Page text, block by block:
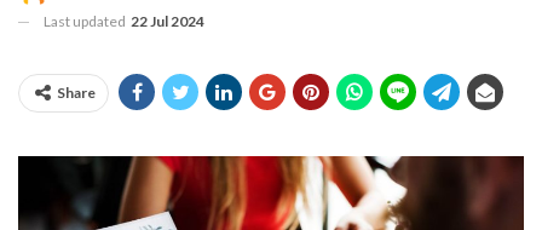
Last updated 22 Jul 2024
Share